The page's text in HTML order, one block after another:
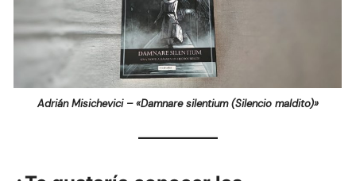
Adrián Misichevici – «Damnare silentium (Silencio maldito)»